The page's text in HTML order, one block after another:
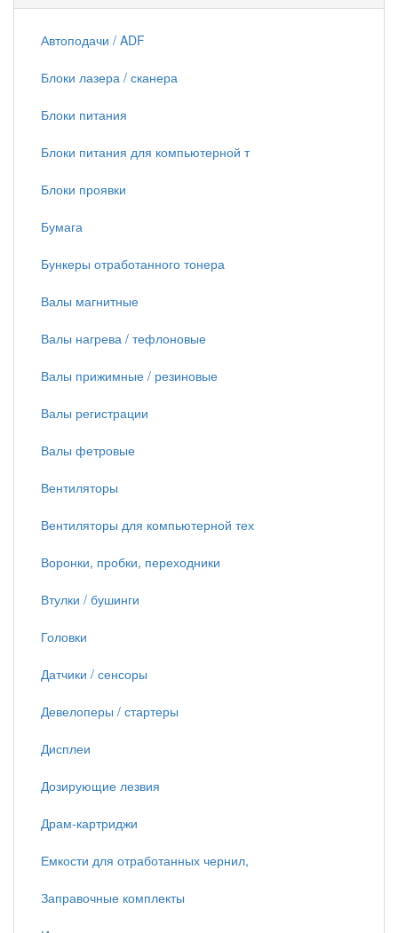
Автоподачи / ADF
Блоки лазера / сканера
Блоки питания
Блоки питания для компьютерной т
Блоки проявки
Бумага
Бункеры отработанного тонера
Валы магнитные
Валы нагрева / тефлоновые
Валы прижимные / резиновые
Валы регистрации
Валы фетровые
Вентиляторы
Вентиляторы для компьютерной тех
Воронки, пробки, переходники
Втулки / бушинги
Головки
Датчики / сенсоры
Девелоперы / стартеры
Дисплеи
Дозирующие лезвия
Драм-картриджи
Емкости для отработанных чернил,
Заправочные комплекты